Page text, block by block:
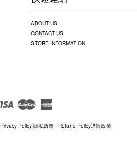
ABOUT US
CONTACT US
STORE INFORMATION
Visa Master
Privacy Policy 隱私政策| Refund Policy退款政策